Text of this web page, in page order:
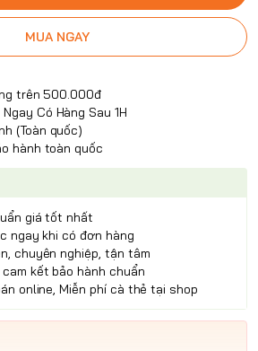
MUA NGAY
trên 500.000đ
Có Hàng Sau 1H
(Toàn quốc)
hành toàn quốc
giá tốt nhất
ngay khi có đơn hàng
chuyên nghiệp, tận tâm
kết bảo hành chuẩn
online, Miễn phí cà thẻ tại shop